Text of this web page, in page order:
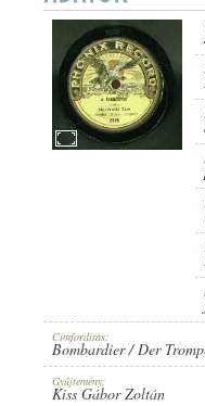
ERSCHEINUNGSJAHR: 1910
PHÖNIX RECORD
PLATTENAUFNAHME: 2905
Címfordítás:
Bombardier / Der
Gyűjtemény:
Kiss Gábor Zoltán